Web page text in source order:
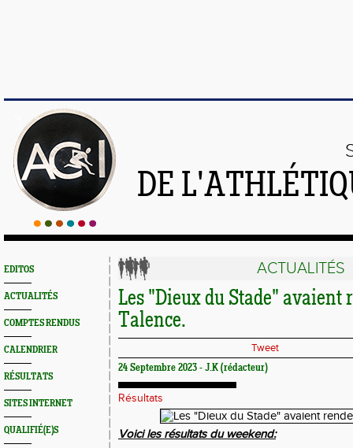
DE
EDITOS
ACTUALITÉS
COMPTES RENDUS
CALENDRIER
RÉSULTATS
SITES INTERNET
QUALIFIÉ(E)S
ACTUALITÉS
Les "Dieux du Stade" avaient
Talence.
Tweet
24 Septembre 2023 - J.K (rédacteur)
Résultats
Voici les résultats du weekend: